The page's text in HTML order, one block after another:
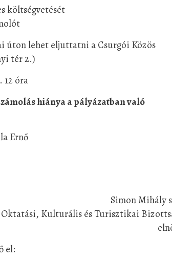
költségvetését
úton lehet eljuttatni a Csurgói Közös
tér 2.)
12 óra
hiánya a pályázatban való
Ernő
Simon Mihály
Oktatási, Kulturális és Turisztikai
el: